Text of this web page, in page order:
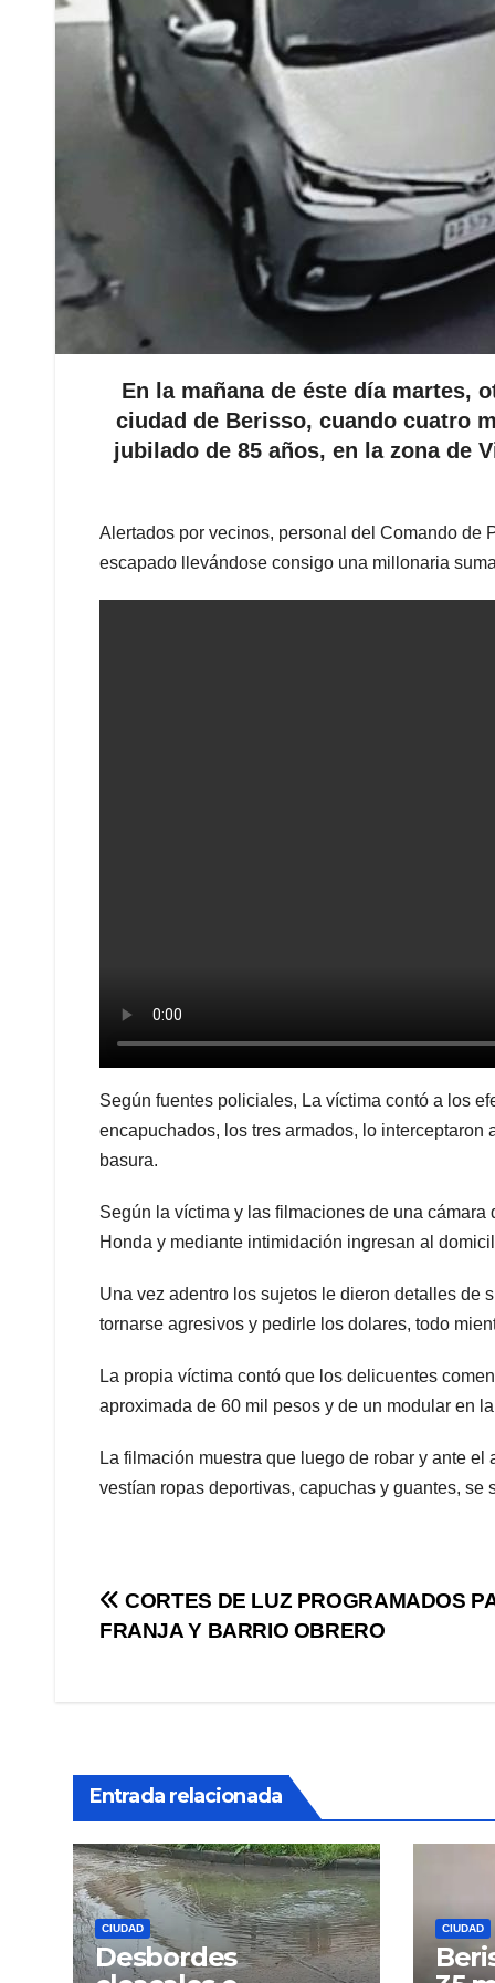
En la mañana de éste día martes,
ciudad de Berisso, cuando cuatro
jubilado de 85 años, en la zona de
Alertados por vecinos, personal del Comando de
escapado llevándose consigo una millonaria
Según fuentes policiales, La víctima contó a los
encapuchados, los tres armados, lo
basura.
Según la víctima y las filmaciones de una
Honda y mediante intimidación ingresan al
Una vez adentro los sujetos le dieron detalles de
tornarse agresivos y pedirle los dolares, todo
La propia víctima contó que los delicuentes
aproximada de 60 mil pesos y de un modular en
La filmación muestra que luego de robar y ante
vestían ropas deportivas, capuchas y guantes,
Navegación
CORTES DE LUZ PROGRAMADOS
FRANJA Y BARRIO OBRERO
Entrada relacionada
CIUDAD
Desbordes
CIUDAD